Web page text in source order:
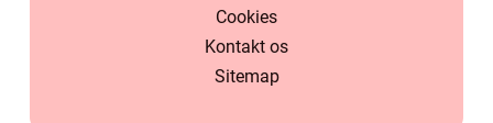
Cookies
Kontakt os
Sitemap